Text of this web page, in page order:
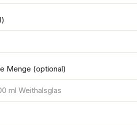
Menge (optional)